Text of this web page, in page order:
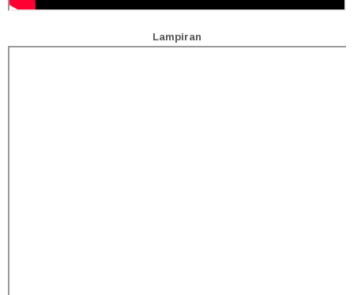
Lampiran